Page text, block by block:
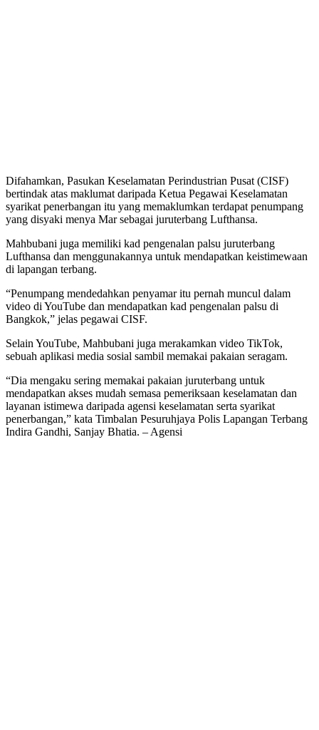
Difahamkan, Pasukan Keselamatan Perindustrian Pusat (CISF)
bertindak atas maklumat daripada Ketua Pegawai Keselamatan
syarikat penerbangan itu yang memaklumkan terdapat penumpang
yang disyaki menya Mar sebagai juruterbang Lufthansa.
Mahbubani juga memiliki kad pengenalan palsu juruterbang
Lufthansa dan menggunakannya untuk mendapatkan keistimewaan
di lapangan terbang.
“Penumpang mendedahkan penyamar itu pernah muncul dalam
video di YouTube dan mendapatkan kad pengenalan palsu di
Bangkok,” jelas pegawai CISF.
Selain YouTube, Mahbubani juga merakamkan video TikTok,
sebuah aplikasi media sosial sambil memakai pakaian seragam.
“Dia mengaku sering memakai pakaian juruterbang untuk
mendapatkan akses mudah semasa pemeriksaan keselamatan dan
layanan istimewa daripada agensi keselamatan serta syarikat
penerbangan,” kata Timbalan Pesuruhjaya Polis Lapangan Terbang
Indira Gandhi, Sanjay Bhatia. – Agensi